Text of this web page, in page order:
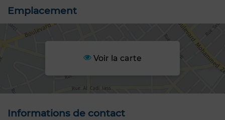
Emplacement
Voir la carte
Informations de contact